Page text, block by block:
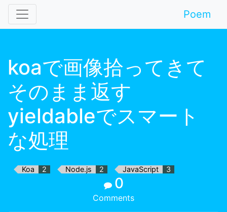
Poem
koaで画像拾ってきて
そのまま返す
yieldableでスマート
な処理
Koa Node.js JavaScript
0
Comments